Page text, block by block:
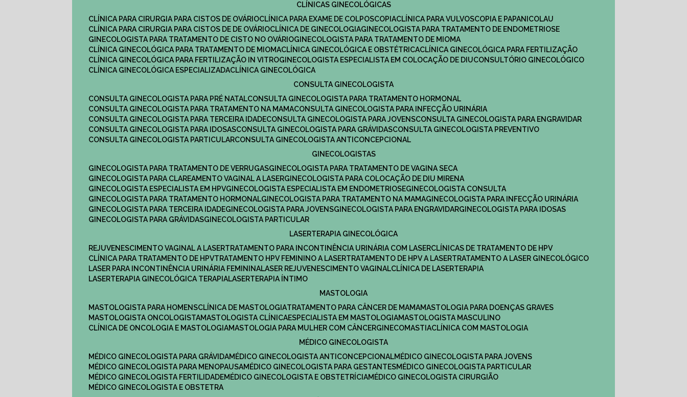
CLÍNICAS GINECOLÓGICAS
CLÍNICA PARA CIRURGIA PARA CISTOS DE OVÁRIO
CLÍNICA PARA EXAME DE COLPOSCOPIA
CLÍNICA PARA VULVOSCOPIA E PAPANICOLAU
CLÍNICA PARA CIRURGIA PARA CISTOS DE DE OVÁRIO
CLÍNICA DE GINECOLOGIA
GINECOLOGISTA PARA TRATAMENTO DE ENDOMETRIOSE
GINECOLOGISTA PARA TRATAMENTO DE CISTO NO OVÁRIO
GINECOLOGISTA PARA TRATAMENTO DE MIOMA
CLÍNICA GINECOLÓGICA PARA TRATAMENTO DE MIOMA
CLÍNICA GINECOLÓGICA E OBSTÉTRICA
CLÍNICA GINECOLÓGICA PARA FERTILIZAÇÃO
CLÍNICA GINECOLÓGICA PARA FERTILIZAÇÃO IN VITRO
GINECOLOGISTA ESPECIALISTA EM COLOCAÇÃO DE DIU
CONSULTÓRIO GINECOLÓGICO
CLÍNICA GINECOLÓGICA ESPECIALIZADA
CLÍNICA GINECOLÓGICA
CONSULTA GINECOLOGISTA
CONSULTA GINECOLOGISTA PARA PRÉ NATAL
CONSULTA GINECOLOGISTA PARA TRATAMENTO HORMONAL
CONSULTA GINECOLOGISTA PARA TRATAMENTO NA MAMA
CONSULTA GINECOLOGISTA PARA INFECÇÃO URINÁRIA
CONSULTA GINECOLOGISTA PARA TERCEIRA IDADE
CONSULTA GINECOLOGISTA PARA JOVENS
CONSULTA GINECOLOGISTA PARA ENGRAVIDAR
CONSULTA GINECOLOGISTA PARA IDOSAS
CONSULTA GINECOLOGISTA PARA GRÁVIDAS
CONSULTA GINECOLOGISTA PREVENTIVO
CONSULTA GINECOLOGISTA PARTICULAR
CONSULTA GINECOLOGISTA ANTICONCEPCIONAL
GINECOLOGISTAS
GINECOLOGISTA PARA TRATAMENTO DE VERRUGAS
GINECOLOGISTA PARA TRATAMENTO DE VAGINA SECA
GINECOLOGISTA PARA CLAREAMENTO VAGINAL A LASER
GINECOLOGISTA PARA COLOCAÇÃO DE DIU MIRENA
GINECOLOGISTA ESPECIALISTA EM HPV
GINECOLOGISTA ESPECIALISTA EM ENDOMETRIOSE
GINECOLOGISTA CONSULTA
GINECOLOGISTA PARA TRATAMENTO HORMONAL
GINECOLOGISTA PARA TRATAMENTO NA MAMA
GINECOLOGISTA PARA INFECÇÃO URINÁRIA
GINECOLOGISTA PARA TERCEIRA IDADE
GINECOLOGISTA PARA JOVENS GINECOLOGISTA PARA ENGRAVIDAR
GINECOLOGISTA PARA IDOSAS
GINECOLOGISTA PARA GRÁVIDAS
GINECOLOGISTA PARTICULAR
LASERTERAPIA GINECOLÓGICA
REJUVENESCIMENTO VAGINAL A LASER
TRATAMENTO PARA INCONTINÊNCIA URINÁRIA COM LASER
CLÍNICAS DE TRATAMENTO DE HPV
CLÍNICA PARA TRATAMENTO DE HPV
TRATAMENTO HPV FEMININO A LASER TRATAMENTO DE HPV A LASER
TRATAMENTO A LASER GINECOLÓGICO
LASER PARA INCONTINÊNCIA URINÁRIA FEMININA LASER REJUVENESCIMENTO VAGINAL
CLÍNICA DE LASERTERAPIA
LASERTERAPIA GINECOLÓGICA TERAPIA LASERTERAPIA ÍNTIMO
MASTOLOGIA
MASTOLOGISTA PARA HOMENS
CLÍNICA DE MASTOLOGIA TRATAMENTO PARA CÂNCER DE MAMA
MASTOLOGIA PARA DOENÇAS GRAVES
MASTOLOGISTA ONCOLOGISTA
MASTOLOGISTA CLÍNICA ESPECIALISTA EM MASTOLOGIA
MASTOLOGISTA MASCULINO
CLÍNICA DE ONCOLOGIA E MASTOLOGIA
MASTOLOGIA PARA MULHER COM CÂNCER GINECOMASTIA
CLÍNICA COM MASTOLOGIA
MÉDICO GINECOLOGISTA
MÉDICO GINECOLOGISTA PARA GRÁVIDA
MÉDICO GINECOLOGISTA ANTICONCEPCIONAL
MÉDICO GINECOLOGISTA PARA JOVENS
MÉDICO GINECOLOGISTA PARA MENOPAUSA
MÉDICO GINECOLOGISTA PARA GESTANTES
MÉDICO GINECOLOGISTA PARTICULAR
MÉDICO GINECOLOGISTA FERTILIDADE
MÉDICO GINECOLOGISTA E OBSTETRÍCIA
MÉDICO GINECOLOGISTA CIRURGIÃO
MÉDICO GINECOLOGISTA E OBSTETRA